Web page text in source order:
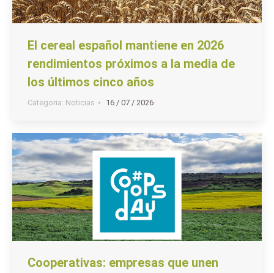
El cereal español mantiene en 2026
rendimientos próximos a la media de
los últimos cinco años
Categoria: Noticias 16 / 07 / 2026
Cooperativas: empresas que unen